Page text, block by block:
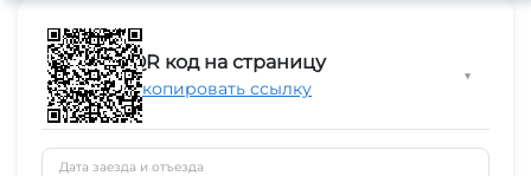
QR код на страницу
Скопировать ссылку
▼
Дата заезда и отъезда